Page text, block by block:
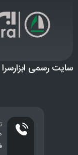
سایت رسمی ابزارسرا